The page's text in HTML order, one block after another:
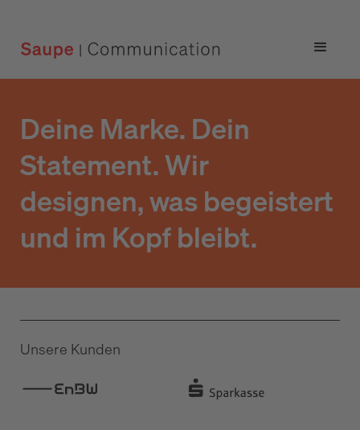
Deine Marke. Dein
Statement. Wir
designen, was begeistert
und im Kopf bleibt.
Unsere Kunden